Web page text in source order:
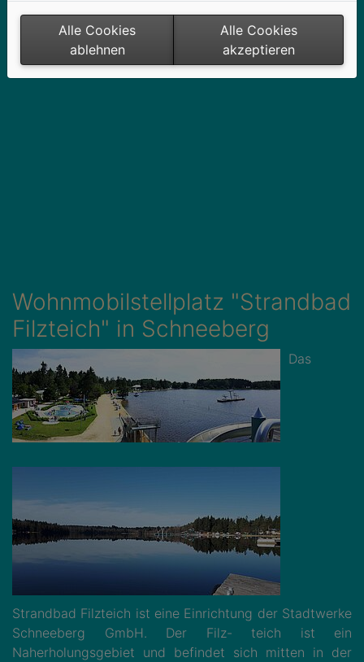
Nutzen Sie den Routenplaner von
https://www.google.com/maps
Wohnmobilstellplatz "Strandbad
Filzteich" in Schneeberg
Das
Strandbad Filzteich ist eine Einrichtung der Stadtwerke
Schneeberg GmbH. Der Filz- teich ist ein
Naherholungsgebiet und befindet sich mitten in der
Alle Cookies
ablehnen
Alle Cookies
akzeptieren